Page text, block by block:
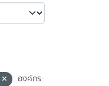
องค์กร: